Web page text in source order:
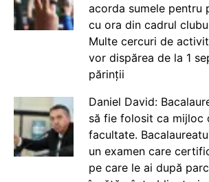
acorda sumele pentru
cu ora din cadrul
Multe cercuri de
vor dispărea de la 1
părinții
Daniel David:
să fie folosit ca mijloc
facultate.
un examen care
pe care le ai după